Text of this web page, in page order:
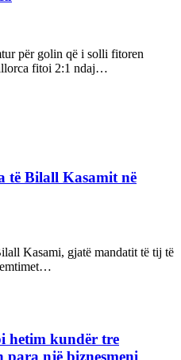
për golin që i solli fitoren
fitoi 2:1 ndaj…
të Bilall Kasamit në
Kasami, gjatë mandatit të tij të
hetim kundër tre
para një biznesmeni